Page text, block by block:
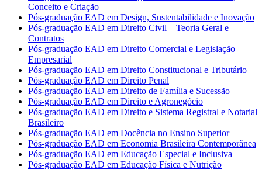
Conceito e Criação
Pós-graduação EAD em Design, Sustentabilidade e Inovação
Pós-graduação EAD em Direito Civil – Teoria Geral e
Contratos
Pós-graduação EAD em Direito Comercial e Legislação
Empresarial
Pós-graduação EAD em Direito Constitucional e Tributário
Pós-graduação EAD em Direito Penal
Pós-graduação EAD em Direito de Família e Sucessão
Pós-graduação EAD em Direito e Agronegócio
Pós-graduação EAD em Direito e Sistema Registral e Notarial
Brasileiro
Pós-graduação EAD em Docência no Ensino Superior
Pós-graduação EAD em Economia Brasileira Contemporânea
Pós-graduação EAD em Educação Especial e Inclusiva
Pós-graduação EAD em Educação Física e Nutrição